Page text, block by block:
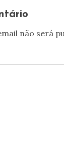
não será